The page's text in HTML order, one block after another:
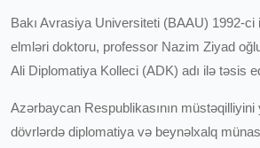
Bakı Avrasiya Universiteti (BAAU) 1992-ci
elmləri doktoru, professor Nazim Ziyad
Ali Diplomatiya Kolleci (ADK) adı ilə təsis
Azərbaycan Respublikasının
dövrlərdə diplomatiya və beynəlxalq